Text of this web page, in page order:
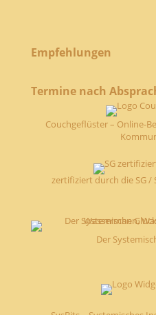
Empfehlungen
Termine nach
Couchgeflüster – Online-
zertifiziert durch die SG /
Der